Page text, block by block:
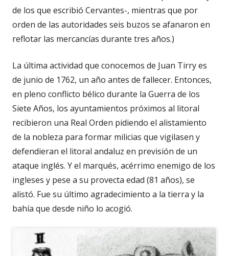
de los que escribió Cervantes-, mientras que por
orden de las autoridades seis buzos se afanaron en
reflotar las mercancías durante tres años.)
La última actividad que conocemos de Juan Tirry es
de junio de 1762, un año antes de fallecer. Entonces,
en pleno conflicto bélico durante la Guerra de los
Siete Años, los ayuntamientos próximos al litoral
recibieron una Real Orden pidiendo el alistamiento
de la nobleza para formar milicias que vigilasen y
defendieran el litoral andaluz en previsión de un
ataque inglés. Y el marqués, acérrimo enemigo de los
ingleses y pese a su provecta edad (81 años), se
alistó. Fue su último agradecimiento a la tierra y la
bahía que desde niño lo acogió.